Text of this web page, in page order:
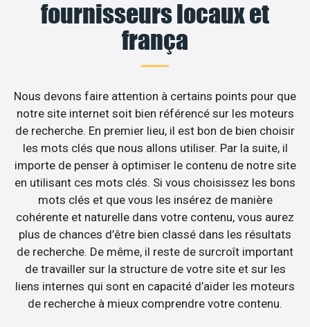
fournisseurs locaux et
frança
Nous devons faire attention à certains points pour que
notre site internet soit bien référencé sur les moteurs
de recherche. En premier lieu, il est bon de bien choisir
les mots clés que nous allons utiliser. Par la suite, il
importe de penser à optimiser le contenu de notre site
en utilisant ces mots clés. Si vous choisissez les bons
mots clés et que vous les insérez de manière
cohérente et naturelle dans votre contenu, vous aurez
plus de chances d’être bien classé dans les résultats
de recherche. De même, il reste de surcroît important
de travailler sur la structure de votre site et sur les
liens internes qui sont en capacité d’aider les moteurs
de recherche à mieux comprendre votre contenu.